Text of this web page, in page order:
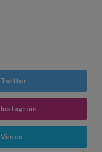
Twitter
Instagram
Vimeo